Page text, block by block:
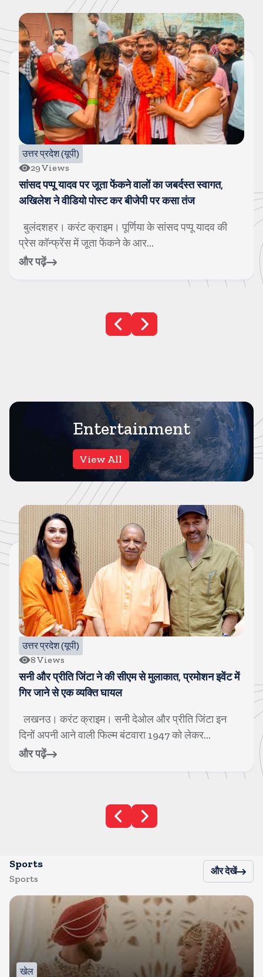
गाजियाबाद
44 Views
कसाना-डीजे कांवड-जिसे देखने के लिए लग रहा है लंबा जाम
गाजियाबाद। करंट क्राइम। सावन के महीने को अत्यंत पवित्र
माना जाता है। इस समय जहां एक ओर बारिश ...
और पढ़ें
Entertainment
View All
बॉलीवुड
39Views
गोंविदा और कोमल हुए स्पॉट, चल रहा है अफेयर, पत्नी सुनीता से
चल रही है खटपट
मुंबई। करंट क्राइम। 1990 के दशक के हीरो नंबर 1 कहे जाने
वाले एक्टर गोविंदा अब फिल्मों में भले...
और पढ़ें
Sports
Sports
और देखें
खेल